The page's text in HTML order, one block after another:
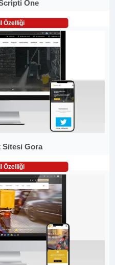
One
Özelliği
Sitesi Gora
Özelliği